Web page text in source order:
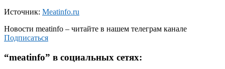
Источник: Meatinfo.ru
Новости meatinfo – читайте в нашем телеграм канале
Подписаться
“meatinfo” в социальных сетях: